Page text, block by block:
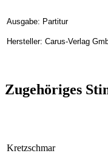
Ausgabe: Partitur
Hersteller: Carus-Verlag
Zugehöriges
Kretzschmar